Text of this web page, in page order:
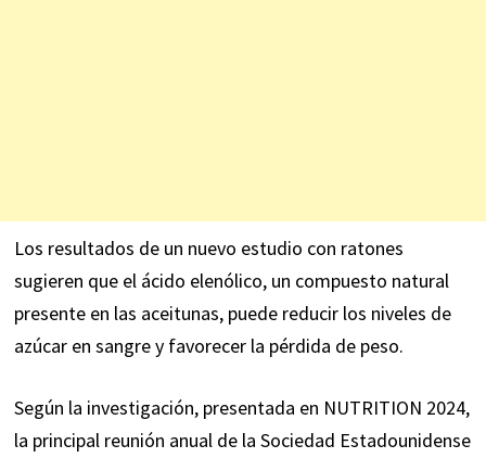
Los resultados de un nuevo estudio con ratones
sugieren que el ácido elenólico, un compuesto natural
presente en las aceitunas, puede reducir los niveles de
azúcar en sangre y favorecer la pérdida de peso.
Según la investigación, presentada en NUTRITION 2024,
la principal reunión anual de la Sociedad Estadounidense